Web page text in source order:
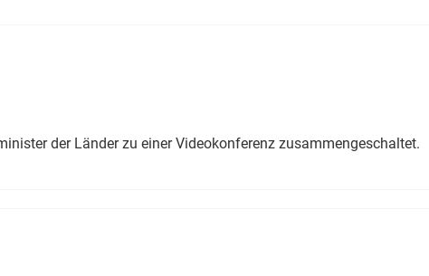
der Länder zu einer Videokonferenz zusammengeschaltet.